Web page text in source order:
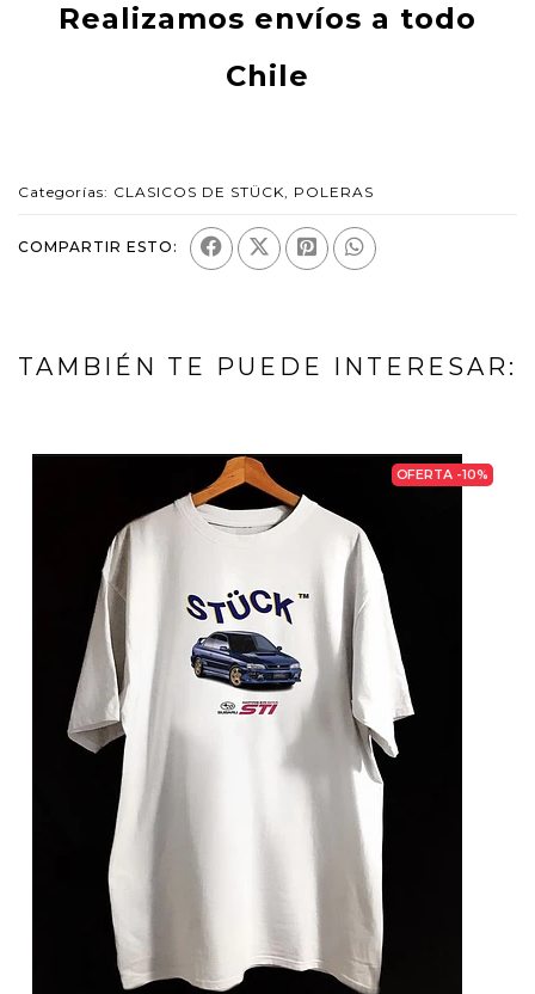
Realizamos envíos a todo
Chile
Categorías: CLASICOS DE STÜCK, POLERAS
COMPARTIR ESTO:
TAMBIÉN TE PUEDE INTERESAR:
OFERTA -10%